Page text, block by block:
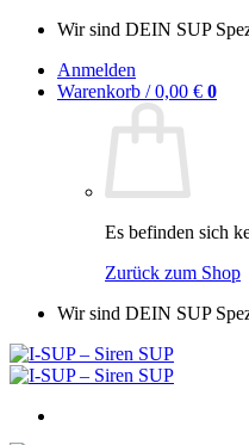
Zum
springen
Wir sind DEIN SUP
Anmelden
Warenkorb /0,00 € 0
Es befinden sich
Zurück zum Shop
Wir sind DEIN SUP